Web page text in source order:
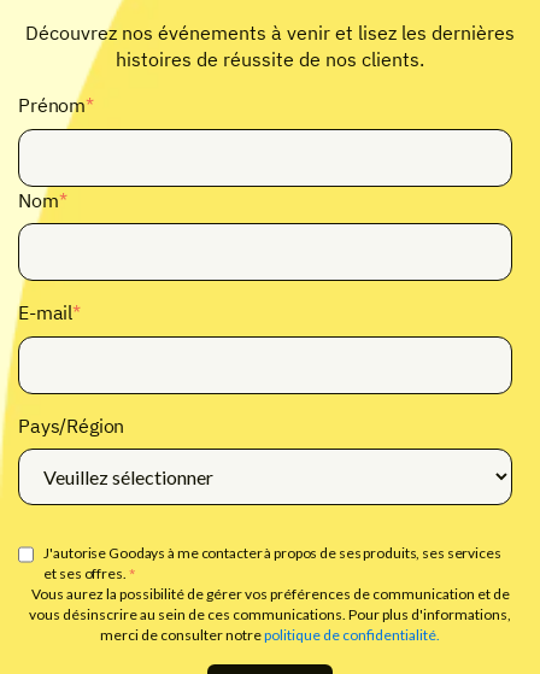
Découvrez nos événements à venir et lisez les dernières
histoires de réussite de nos clients.
Prénom*
Nom*
E-mail*
Pays/Région
J'autorise Goodays à me contacter à propos de ses produits, ses services
et ses offres. *
Vous aurez la possibilité de gérer vos préférences de communication et de
vous désinscrire au sein de ces communications. Pour plus d'informations,
merci de consulter notrepolitique de confidentialité.